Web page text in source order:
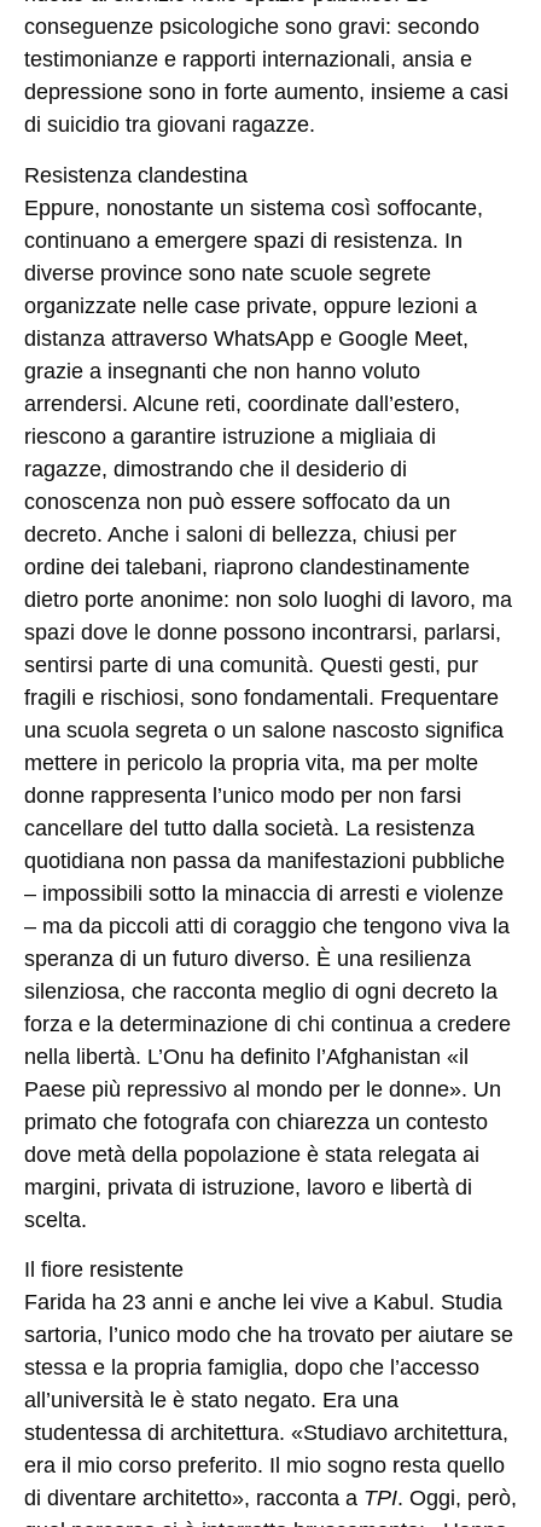
conseguenze psicologiche sono gravi: secondo
testimonianze e rapporti internazionali, ansia e
depressione sono in forte aumento, insieme a casi
di suicidio tra giovani ragazze.
Resistenza clandestina
Eppure, nonostante un sistema così soffocante,
continuano a emergere spazi di resistenza. In
diverse province sono nate scuole segrete
organizzate nelle case private, oppure lezioni a
distanza attraverso WhatsApp e Google Meet,
grazie a insegnanti che non hanno voluto
arrendersi. Alcune reti, coordinate dall’estero,
riescono a garantire istruzione a migliaia di
ragazze, dimostrando che il desiderio di
conoscenza non può essere soffocato da un
decreto. Anche i saloni di bellezza, chiusi per
ordine dei talebani, riaprono clandestinamente
dietro porte anonime: non solo luoghi di lavoro, ma
spazi dove le donne possono incontrarsi, parlarsi,
sentirsi parte di una comunità. Questi gesti, pur
fragili e rischiosi, sono fondamentali. Frequentare
una scuola segreta o un salone nascosto significa
mettere in pericolo la propria vita, ma per molte
donne rappresenta l’unico modo per non farsi
cancellare del tutto dalla società. La resistenza
quotidiana non passa da manifestazioni pubbliche
– impossibili sotto la minaccia di arresti e violenze
– ma da piccoli atti di coraggio che tengono viva la
speranza di un futuro diverso. È una resilienza
silenziosa, che racconta meglio di ogni decreto la
forza e la determinazione di chi continua a credere
nella libertà. L’Onu ha definito l’Afghanistan «il
Paese più repressivo al mondo per le donne». Un
primato che fotografa con chiarezza un contesto
dove metà della popolazione è stata relegata ai
margini, privata di istruzione, lavoro e libertà di
scelta.
Il fiore resistente
Farida ha 23 anni e anche lei vive a Kabul. Studia
sartoria, l’unico modo che ha trovato per aiutare se
stessa e la propria famiglia, dopo che l’accesso
all’università le è stato negato. Era una
studentessa di architettura. «Studiavo architettura,
era il mio corso preferito. Il mio sogno resta quello
di diventare architetto», racconta a TPI. Oggi, però,